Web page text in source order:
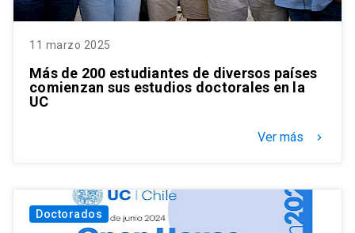
11 marzo 2025
Más de 200 estudiantes de diversos países
comienzan sus estudios doctorales en la
UC
Ver más keyboard_arrow_right
Doctorados